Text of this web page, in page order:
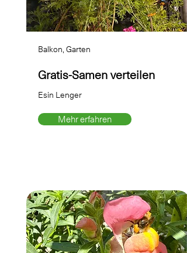
Balkon, Garten
Gratis-Samen verteilen
Esin Lenger
Mehr erfahren